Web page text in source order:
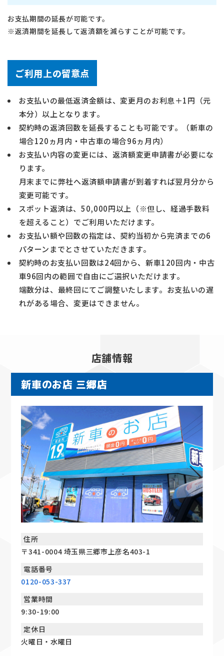
お支払期間の延長が可能です。
※返済期間を延長して返済額を減らすことが可能です。
ご利用上の留意点
お支払いの最低返済金額は、変更月のお利息＋1円（元
本分）以上となります。
契約時の返済回数を延長することも可能です。（新車の
場合120ヵ月内・中古車の場合96ヵ月内）
お支払い内容の変更には、返済額変更申請書が必要にな
ります。
月末までに弊社へ返済額申請書が到着すれば翌月分から
変更可能です。
スポット返済は、50,000円以上（※但し、経過手数料
を超えること）でご利用いただけます。
お支払い額や回数の指定は、契約当初から完済までの6
パターンまでとさせていただきます。
契約時のお支払い回数は24回から、新車120回内・中古
車96回内の範囲で自由にご選択いただけます。
端数分は、最終回にてご調整いたします。お支払いの遅
れがある場合、変更はできません。
店舗情報
新車のお店 三郷店
住所
〒341-0004 埼玉県三郷市上彦名403-1
電話番号
0120-053-337
営業時間
9:30-19:00
定休日
火曜日・水曜日